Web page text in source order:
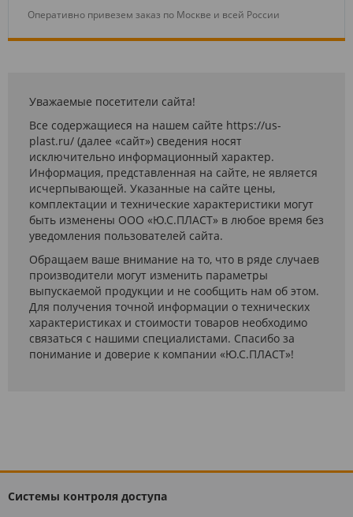
Оперативно привезем заказ по Москве и всей России
Уважаемые посетители сайта!
Все содержащиеся на нашем сайте https://us-
plast.ru/ (далее «сайт») сведения носят
исключительно информационный характер.
Информация, представленная на сайте, не является
исчерпывающей. Указанные на сайте цены,
комплектации и технические характеристики могут
быть изменены ООО «Ю.С.ПЛАСТ» в любое время без
уведомления пользователей сайта.
Обращаем ваше внимание на то, что в ряде случаев
производители могут изменить параметры
выпускаемой продукции и не сообщить нам об этом.
Для получения точной информации о технических
характеристиках и стоимости товаров необходимо
связаться с нашими специалистами. Спасибо за
понимание и доверие к компании «Ю.С.ПЛАСТ»!
Системы контроля доступа